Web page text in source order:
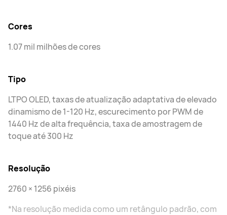
Cores
1.07 mil milhões de cores
Tipo
LTPO OLED, taxas de atualização adaptativa de elevado
dinamismo de 1-120 Hz, escurecimento por PWM de
1440 Hz de alta frequência, taxa de amostragem de
toque até 300 Hz
Resolução
2760 × 1256 pixéis
*Na resolução medida como um retângulo padrão, com